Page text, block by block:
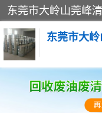
东莞市大